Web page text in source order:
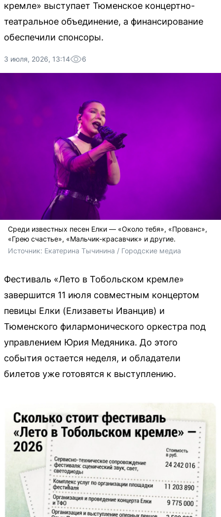
кремле» выступает Тюменское концертно-
театральное объединение, а финансирование
обеспечили спонсоры.
3 июля, 2026, 13:14 6
Среди известных песен Елки — «Около тебя», «Прованс»,
«Грею счастье», «Мальчик-красавчик» и другие.
Источник: Екатерина Тычинина / Городские медиа
Фестиваль «Лето в Тобольском кремле»
завершится 11 июля совместным концертом
певицы Елки (Елизаветы Иванцив) и
Тюменского филармонического оркестра под
управлением Юрия Медяника. До этого
события остается неделя, и обладатели
билетов уже готовятся к выступлению.